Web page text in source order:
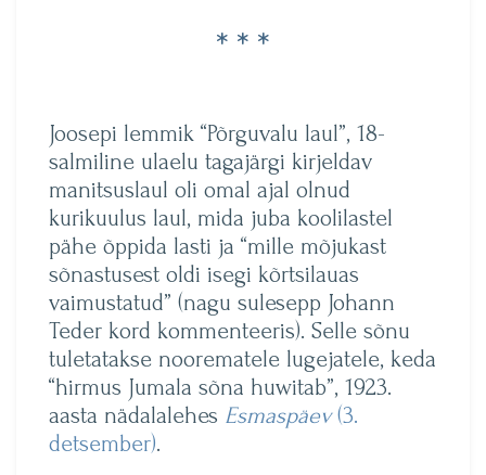
* * *
Joosepi lemmik “Põrguvalu laul”, 18-
salmiline ulaelu tagajärgi kirjeldav
manitsuslaul oli omal ajal olnud
kurikuulus laul, mida juba koolilastel
pähe õppida lasti ja “mille mõjukast
sõnastusest oldi isegi kõrtsilauas
vaimustatud” (nagu sulesepp Johann
Teder kord kommenteeris). Selle sõnu
tuletatakse noorematele lugejatele, keda
“hirmus Jumala sõna huwitab”, 1923.
aasta nädalalehes Esmaspäev(3.
detsember).